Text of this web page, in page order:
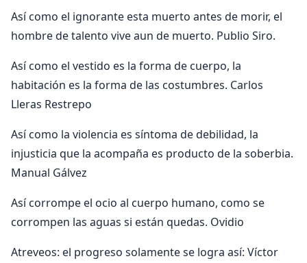
Así como el ignorante esta muerto antes de morir, el
hombre de talento vive aun de muerto. Publio Siro.
Así como el vestido es la forma de cuerpo, la
habitación es la forma de las costumbres. Carlos
Lleras Restrepo
Así como la violencia es síntoma de debilidad, la
injusticia que la acompaña es producto de la soberbia.
Manual Gálvez
Así corrompe el ocio al cuerpo humano, como se
corrompen las aguas si están quedas. Ovidio
Atreveos: el progreso solamente se logra así: Víctor